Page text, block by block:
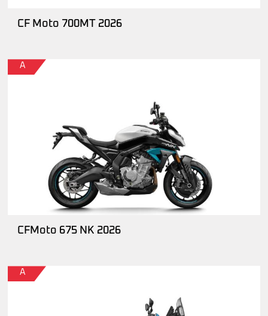
CF Moto 700MT 2026
A
CFMoto 675 NK 2026
A